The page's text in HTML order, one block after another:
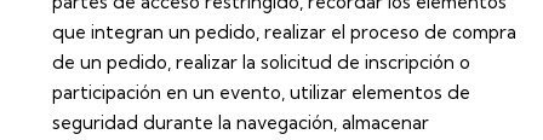
que integran un pedido, realizar el proceso de compra
de un pedido, realizar la solicitud de inscripción o
participación en un evento, utilizar elementos de
seguridad durante la navegación, almacenar